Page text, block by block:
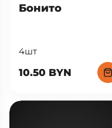
Бонито
4шт
10.50 BYN